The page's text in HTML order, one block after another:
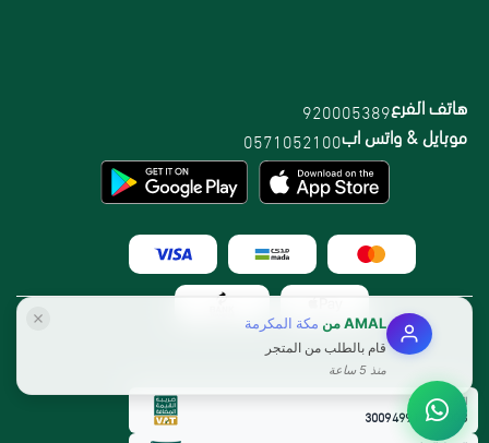
هاتف الفرع920005389
موبايل & واتس اب0571052100
الرقم الضريبي:
300949912800003
AMALمن مكة المكرمة
قام بالطلب من المتجر
منذ 5 ساعة